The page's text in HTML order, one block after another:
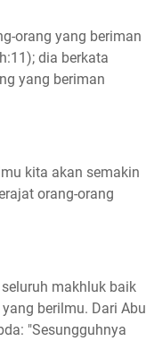
orang yang beriman
dia berkata
yang beriman
kita akan semakin
orang-orang
makhluk baik
berilmu. Dari Abu
"Sesungguhnya